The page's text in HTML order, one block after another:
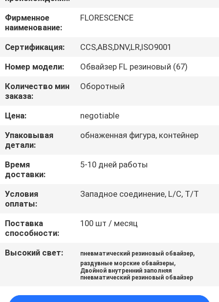
ТУР
ПО
ФАБРИКЕ
КОНТРОЛЬ
КАЧЕСТВА
СВЯЖИТЕСЬ
С
НАМИ
НОВОСТИ
Фирменное
наименование:
FLORESCENCE
Сертификация:
CCS,ABS,DNV,LR,ISO9001
Номер модели:
Обвайзер FL резиновый (67)
Количество мин
заказа:
Оборотный
Цена:
negotiable
Упаковывая
детали:
обнаженная фигура, контейнер
Время
доставки:
5-10 дней работы
Условия
оплаты:
Западное соединение, L/C, T/T
Поставка
способности:
100 шт / месяц
Высокий свет: пневматический резиновый обвайзер,
раздувные морские обвайзеры,
Двойной внутренний заполняя
пневматический резиновый обвайзер